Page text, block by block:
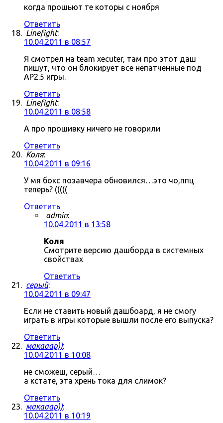
когда прошьют те которы с ноября
Ответить
Linefight:
10.04.2011 в 08:57
Я смотрел на team xecuter, там про этот даш
пишут, что он блокирует все непатченные под
AP2.5 игры.
Ответить
Linefight:
10.04.2011 в 08:58
А про прошивку ничего не говорили
Ответить
Коля:
10.04.2011 в 09:16
У мя бокс позавчера обновился…это чо,ппц
теперь? (((((
Ответить
admin:
10.04.2011 в 13:58
Коля
Смотрите версию дашборда в системных
свойствах
Ответить
серый:
10.04.2011 в 09:47
Если не ставить новый дашбоард, я не смогу
играть в игры которые вышли после его выпуска?
Ответить
макааар)):
10.04.2011 в 10:08
не сможеш, серый…
а кстате, эта хрень тока для слимок?
Ответить
макааар)):
10.04.2011 в 10:19